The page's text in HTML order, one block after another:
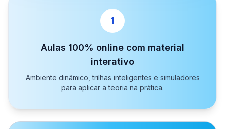
1
Aulas 100% online com material
interativo
Ambiente dinâmico, trilhas inteligentes e simuladores
para aplicar a teoria na prática.